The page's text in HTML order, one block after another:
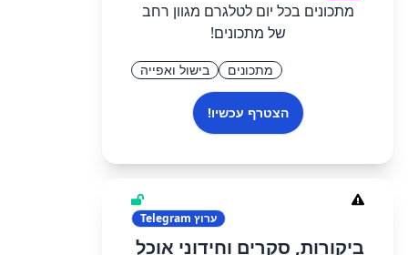
מתכונים בכל יום לטלגרם מגוון רחב
של מתכונים!
מתכונים בישול ואפייה
הצטרף עכשיו!
ערוץ
ביקורות, סקרים וחידוני אוכל